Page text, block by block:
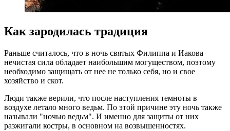
Как зародилась традиция
Раньше считалось, что в ночь святых Филиппа и Иакова
нечистая сила обладает наибольшим могуществом, поэтому
необходимо защищать от нее не только себя, но и свое
хозяйство и скот.
Люди также верили, что после наступления темноты в
воздухе летало много ведьм. По этой причине эту ночь также
называли "ночью ведьм". И именно для защиты от них
разжигали костры, в основном на возвышенностях.